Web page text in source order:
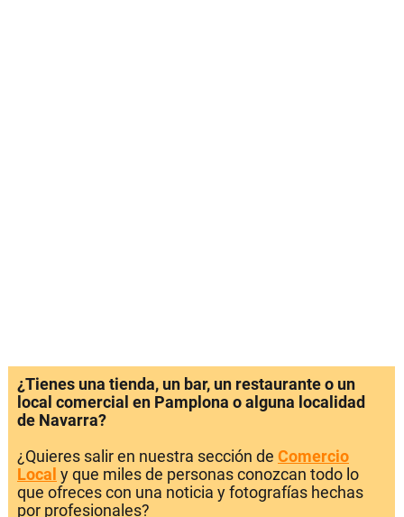
¿Tienes una tienda, un bar, un restaurante o un
local comercial en Pamplona o alguna localidad
de Navarra?
¿Quieres salir en nuestra sección de Comercio
Local y que miles de personas conozcan todo lo
que ofreces con una noticia y fotografías hechas
por profesionales?